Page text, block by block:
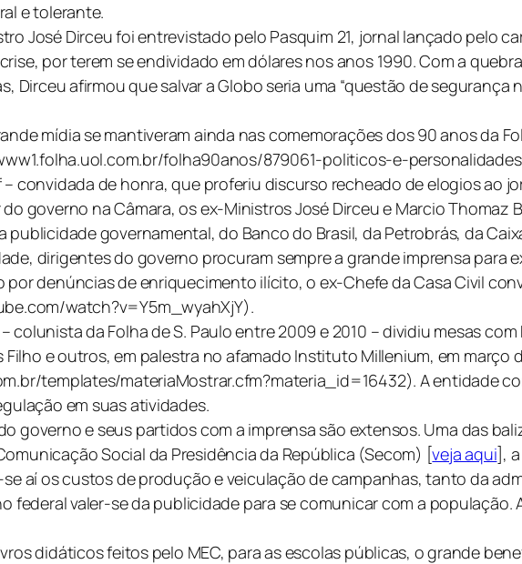
e tolerante.
José Dirceu foi entrevistado pelo Pasquim 21, jornal lançado pelo
por terem se endividado em dólares nos anos 1990. Com a
Dirceu afirmou que salvar a Globo seria uma “questão de segurança
mídia se mantiveram ainda nas comemorações dos 90 anos da
folha90anos/879061-politicos-e-
convidada de honra, que proferiu discurso recheado de elogios ao
governo na Câmara, os ex-Ministros José Dirceu e Marcio Thomaz
publicidade governamental, do Banco do Brasil, da Petrobrás, da
dirigentes do governo procuram sempre a grande imprensa para
denúncias de enriquecimento ilícito, o ex-Chefe da Casa Civil
watch?v=Y5m_wyahXjY).
colunista da Folha de S. Paulo entre 2009 e 2010 – dividiu mesas
Filho e outros, em palestra no afamado Instituto Millenium, em março
templates/materiaMostrar.cfm?materia_id=16432). A entidade
em suas atividades.
governo e seus partidos com a imprensa são extensos. Uma das
Social da Presidência da República (Secom) [veja aqui],
se aí os custos de produção e veiculação de campanhas, tanto da
federal valer-se da publicidade para se comunicar com a população.
didáticos feitos pelo MEC, para as escolas públicas, o grande